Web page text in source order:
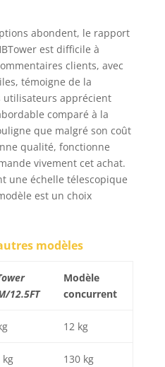
aluminium est plus
légère et plus portable
acier inoxydable, ce
qui la rend plus facile
à transporter. Elle peut
être facilement repliée
à une taille très
compacte pour un
rangement dans les
coins, les débarras ou
les coffres de voiture,
doivent souvent
pliable.
abondent, le rapport
est difficile à
clients, avec
témoigne de la
utilisateurs apprécient
comparé à la
que malgré son coût
qualité, fonctionne
vivement cet achat.
une échelle télescopique
est un choix
modèles
12.5FT
Modèle
concurrent
12 kg
kg 130 kg